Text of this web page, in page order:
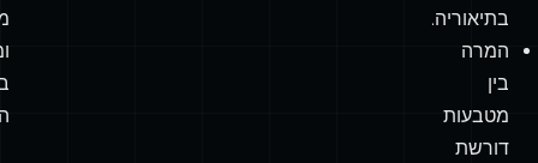
בתיאוריה.
המרה
בין
מטבעות
דורשת